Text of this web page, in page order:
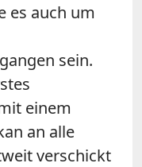
es auch um
sein.
einem
an alle
verschickt